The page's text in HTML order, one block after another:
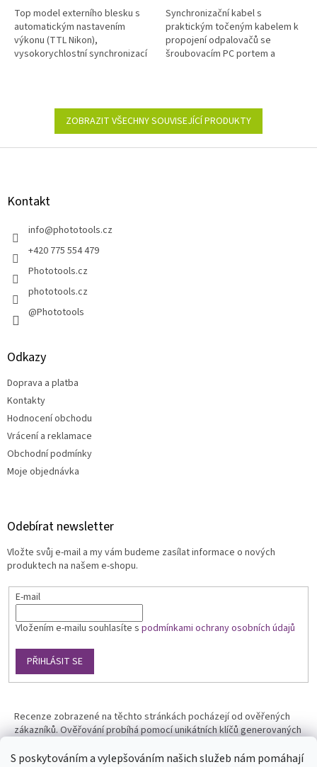
S poskytováním a vylepšováním našich služeb nám pomáhají
5
hvězdiček.
Top model externího blesku s
automatickým nastavením
výkonu (TTL Nikon),
vysokorychlostní synchronizací
5
hvězdiček.
Synchronizační kabel s
praktickým točeným kabelem k
propojení odpalovačů se
šroubovacím PC portem a
ZOBRAZIT VŠECHNY SOUVISEJÍCÍ PRODUKTY
Z
Kontakt
info@phototools.cz
+420 775 554 479
Phototools.cz
phototools.cz
@Phototools
Odkazy
Doprava a platba
Kontakty
Hodnocení obchodu
Vrácení a reklamace
Obchodní podmínky
Moje objednávka
Odebírat newsletter
Vložte svůj e-mail a my vám budeme zasílat informace o nových
produktech na našem e-shopu.
E-mail
Vložením e-mailu souhlasíte s podmínkami ochrany osobních údajů
PŘIHLÁSIT SE
Recenze zobrazené na těchto stránkách pocházejí od ověřených
zákazníků. Ověřování probíhá pomocí unikátních klíčů generovaných